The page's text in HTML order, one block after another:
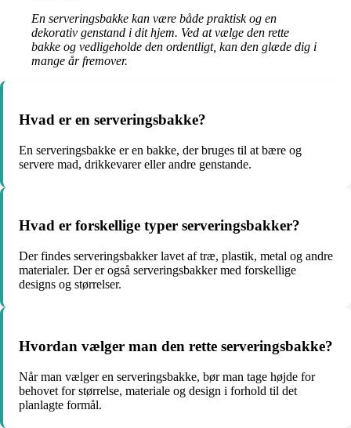
En serveringsbakke kan være både praktisk og en
dekorativ genstand i dit hjem. Ved at vælge den rette
bakke og vedligeholde den ordentligt, kan den glæde dig i
mange år fremover.
Hvad er en serveringsbakke?
En serveringsbakke er en bakke, der bruges til at bære og
servere mad, drikkevarer eller andre genstande.
Hvad er forskellige typer serveringsbakker?
Der findes serveringsbakker lavet af træ, plastik, metal og andre
materialer. Der er også serveringsbakker med forskellige
designs og størrelser.
Hvordan vælger man den rette serveringsbakke?
Når man vælger en serveringsbakke, bør man tage højde for
behovet for størrelse, materiale og design i forhold til det
planlagte formål.